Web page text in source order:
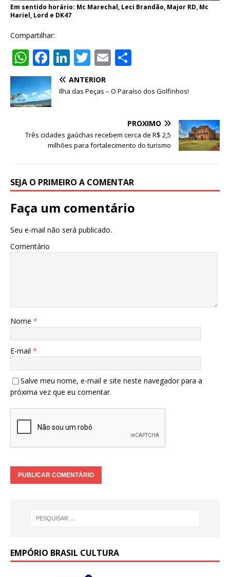
Em sentido horário: Mc Marechal, Leci Brandão, Major RD, Mc
Hariel, Lord e DK47
Compartilhar:
W
h
at
s
p
F
a
c
e
o
Li
n
k
n
T
w
it
E
ai ar
ANTERIOR
Ilha das Peças – O Paraíso dos Golfinhos!
PRÓXIMO
Três cidades gaúchas recebem cerca de R$ 2,5
milhões para fortalecimento do turismo
SEJA O PRIMEIRO A COMENTAR
Faça um comentário
Seu e-mail não será publicado.
Comentário
Nome *
E-mail *
Salve meu nome, e-mail e site neste navegador para a
próxima vez que eu comentar.
EMPÓRIO BRASIL CULTURA